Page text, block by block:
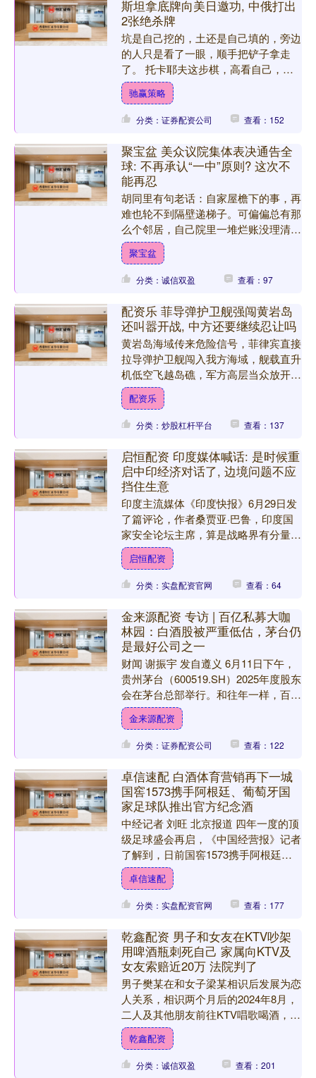
斯坦拿底牌向美日邀功, 中俄打出
2张绝杀牌
坑是自己挖的，土还是自己填的，旁边
的人只是看了一眼，顺手把铲子拿走
了。 托卡耶夫这步棋，高看自己，低
估邻居，说白了，有点飘。先把局面摊
开：哈萨克斯坦干了件什么事....
驰赢策略
分类：证券配资公司 查看：152
聚宝盆 美众议院集体表决通告全
球: 不再承认“一中”原则? 这次不
能再忍
胡同里有句老话：自家屋檐下的事，再
难也轮不到隔壁递梯子。可偏偏总有那
么个邻居，自己院里一堆烂账没理清，
眼睛却老往别人家墙头上瞟，今天搬块
砖试松紧，明天塞把锯条怂....
聚宝盆
分类：诚信双盈 查看：97
配资乐 菲导弹护卫舰强闯黄岩岛
还叫嚣开战, 中方还要继续忍让吗
黄岩岛海域传来危险信号，菲律宾直接
拉导弹护卫舰闯入我方海域，舰载直升
机低空飞越岛礁，军方高层当众放开战
狠话，持续多年的海上民事摩擦，彻底
升级成正面军事对峙，所有....
配资乐
分类：炒股杠杆平台 查看：137
启恒配资 印度媒体喊话: 是时候重
启中印经济对话了, 边境问题不应
挡住生意
印度主流媒体《印度快报》6月29日发
了篇评论，作者桑贾亚·巴鲁，印度国
家安全论坛主席，算是战略界有分量的
人物。 他的核心建议翻译过来就一句
话：中印该重新坐下来谈....
启恒配资
分类：实盘配资官网 查看：64
金来源配资 专访 | 百亿私募大咖
林园：白酒股被严重低估，茅台仍
是最好公司之一
财闻 谢振宇 发自遵义 6月11日下午，
贵州茅台（600519.SH）2025年度股东
会在茅台总部举行。和往年一样，百亿
私募大咖、深圳林园投资管理有限责任
公司董....
金来源配资
分类：证券配资公司 查看：122
卓信速配 白酒体育营销再下一城
国窖1573携手阿根廷、葡萄牙国
家足球队推出官方纪念酒
中经记者 刘旺 北京报道 四年一度的顶
级足球盛会再启，《中国经营报》记者
了解到，日前国窖1573携手阿根廷国
家足球队、葡萄牙国家足球队两大顶级
球队，推出官方纪念....
卓信速配
分类：实盘配资官网 查看：177
乾鑫配资 男子和女友在KTV吵架
用啤酒瓶刺死自己 家属向KTV及
女友索赔近20万 法院判了
男子樊某在和女子梁某相识后发展为恋
人关系，相识两个月后的2024年8月，
二人及其他朋友前往KTV唱歌喝酒，过
程中二人发生争吵，男子樊某随后用砸
碎的酒瓶猛刺自己的....
乾鑫配资
分类：诚信双盈 查看：201